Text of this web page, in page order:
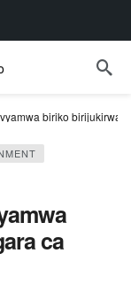
biriko birijukirwa
ca